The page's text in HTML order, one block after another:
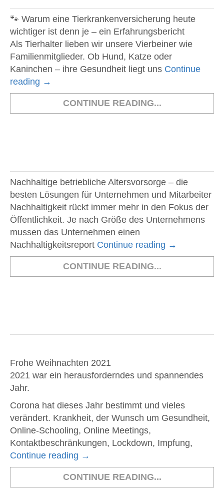
🐾 Warum eine Tierkrankenversicherung heute
wichtiger ist denn je – ein Erfahrungsbericht
Als Tierhalter lieben wir unsere Vierbeiner wie
Familienmitglieder. Ob Hund, Katze oder
Kaninchen – ihre Gesundheit liegt uns Continue
reading →
CONTINUE READING...
Nachhaltige betriebliche Altersvorsorge – die
besten Lösungen für Unternehmen und Mitarbeiter
Nachhaltigkeit rückt immer mehr in den Fokus der
Öffentlichkeit. Je nach Größe des Unternehmens
mussen das Unternehmen einen
Nachhaltigkeitsreport Continue reading →
CONTINUE READING...
Frohe Weihnachten 2021
2021 war ein herausforderndes und spannendes
Jahr.
Corona hat dieses Jahr bestimmt und vieles
verändert. Krankheit, der Wunsch um Gesundheit,
Online-Schooling, Online Meetings,
Kontaktbeschränkungen, Lockdown, Impfung,
Continue reading →
CONTINUE READING...